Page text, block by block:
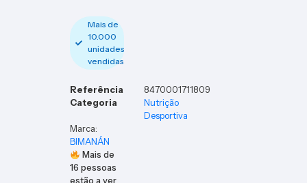
Mais de
10.000
unidades
vendidas
Referência
8470001711809
Categoria
Nutrição
Desportiva
Marca:
BIMANÁN
Mais de
16 pessoas
estão a ver